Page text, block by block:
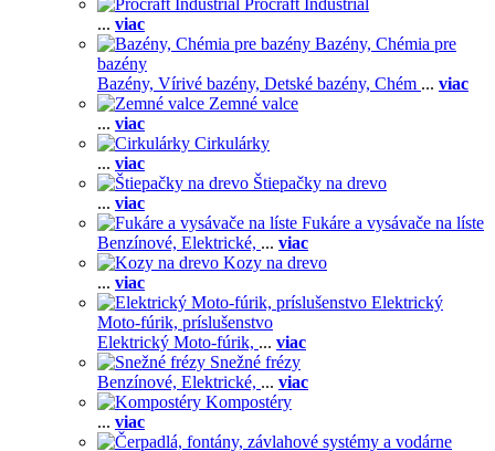
Procraft Industrial
... viac
Bazény, Chémia pre
bazény
Bazény, Vírivé bazény, Detské bazény, Chém ... viac
Zemné valce
... viac
Cirkulárky
... viac
Štiepačky na drevo
... viac
Fukáre a vysávače na líste
Benzínové, Elektrické, ... viac
Kozy na drevo
... viac
Elektrický
Moto-fúrik, príslušenstvo
Elektrický Moto-fúrik, ... viac
Snežné frézy
Benzínové, Elektrické, ... viac
Kompostéry
... viac